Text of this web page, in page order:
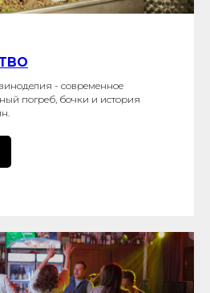
- современное
погреб, бочки и история